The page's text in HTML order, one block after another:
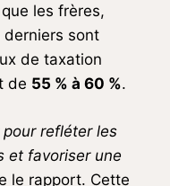
les frères,
sont
de taxation
de 55 % à 60 %.
refléter les
et favoriser une
le rapport. Cette